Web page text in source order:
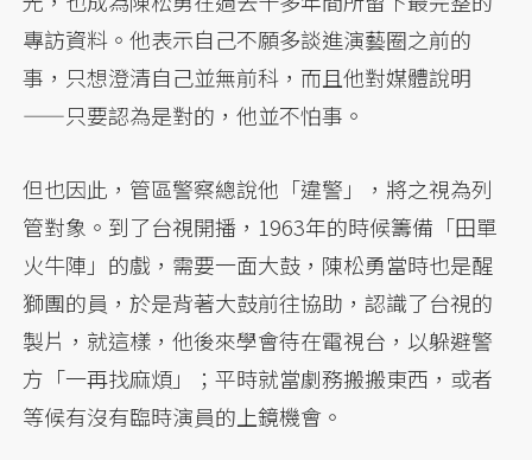
專訪資料。他表示自己不願多談進演藝圈之前的
事，只想澄清自己並無前科，而且他對媒體說明
——只要認為是對的，他並不怕事。
但也因此，管區警察總說他「違警」，將之視為列
管對象。到了台視開播，1963年的時候籌備「田單
火牛陣」的戲，需要一面大鼓，陳松勇當時也是醒
獅團的員，於是背著大鼓前往協助，認識了台視的
製片，就這樣，他後來學會待在電視台，以躲避警
方「一再找麻煩」；平時就當劇務搬搬東西，或者
等候有沒有臨時演員的上鏡機會。